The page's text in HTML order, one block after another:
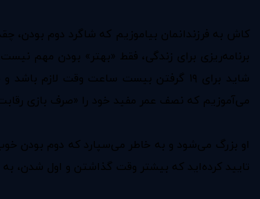
کاش به فرزندانمان بیاموزیم که شاگرد دوم بودن،
می‌آموزیم که نصف عمر مفید خود را «صرف بازی
او بزرگ می‌شود و به خاطر می‌سپارد که دوم بودن
تایید کرده‌اید که بیشتر وقت گذاشتن و اول شدن،‌